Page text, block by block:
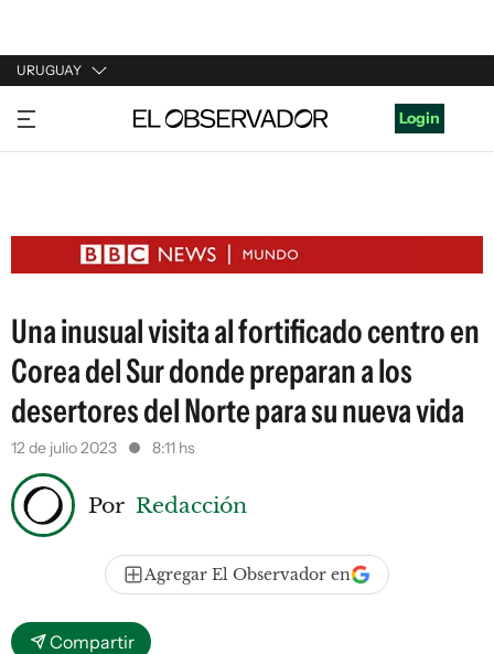
URUGUAY
URUGUAY
ARGENTINA
ESTADOS UNIDOS
Login
Una inusual visita al fortificado centro en
Corea del Sur donde preparan a los
desertores del Norte para su nueva vida
12 de julio 2023 8:11 hs
Por Redacción
Agregar El Observador en
Compartir